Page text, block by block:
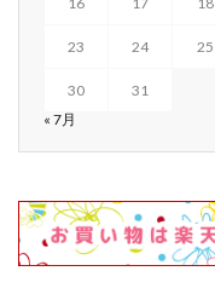
23 24 25
30
31
« 7月